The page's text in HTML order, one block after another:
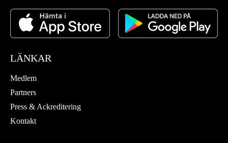
LÄNKAR
Medlem
Partners
Press & Ackreditering
Kontakt